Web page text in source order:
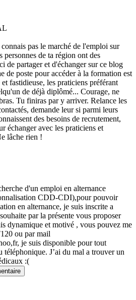
pas le marché de l'emploi sur
personnes de ta région ont des
de partager et d'échanger sur ce blog
de poste pour accéder à la formation est
fastidieuse, les praticiens préférant
de déjà diplômé... Courage, ne
Tu finiras par y arriver. Relance les
demande leur si parmi leurs
des besoins de recrutement,
échanger avec les praticiens et
lâche rien !
d'un emploi en alternance
CDD-CDI),pour pouvoir
en alternance, je suis inscrite a
par la présente vous proposer
dynamique et motivé , vous pouvez me
ou par mail
je suis disponible pour tout
téléphonique. J’ai du mal a trouver un
:(